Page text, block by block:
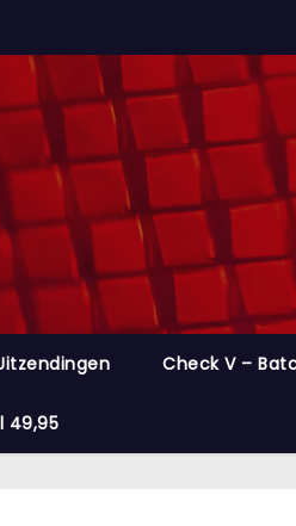
Check V –
49,95